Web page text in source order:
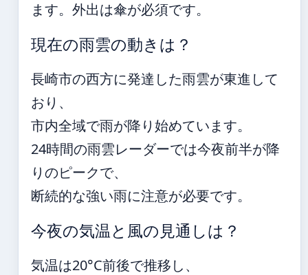
ます。外出は傘が必須です。
現在の雨雲の動きは？
長崎市の西方に発達した雨雲が東進して
おり、
市内全域で雨が降り始めています。
24時間の雨雲レーダーでは今夜前半が降
りのピークで、
断続的な強い雨に注意が必要です。
今夜の気温と風の見通しは？
気温は20°C前後で推移し、